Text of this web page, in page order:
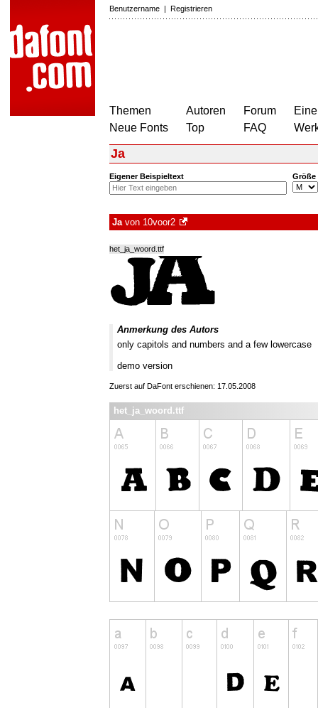
Benutzername | Registrieren
Themen
Neue Fonts
Autoren
Top
Forum
FAQ
Ja
Eigener Beispieltext Größe
Javon 10voor2
het_ja_woord.ttf
Anmerkung des Autors
only capitols and numbers and a few lowercase
demo version
Zuerst auf DaFont erschienen: 17.05.2008
het_ja_woord.ttf